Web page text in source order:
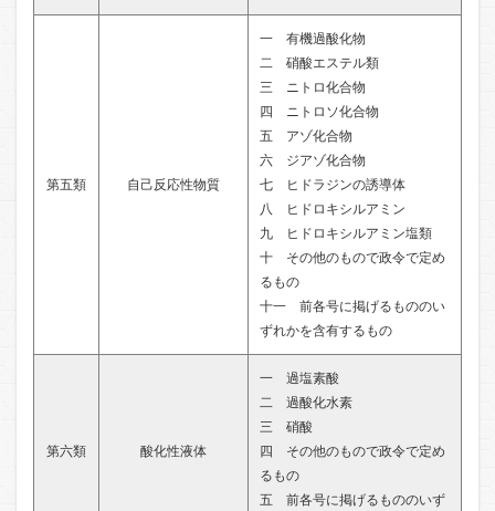
第五類 自己反応性物質
一 有機過酸化物
二 硝酸エステル類
三 ニトロ化合物
四 ニトロソ化合物
五 アゾ化合物
六 ジアゾ化合物
七 ヒドラジンの誘導体
八 ヒドロキシルアミン
九 ヒドロキシルアミン塩類
十 その他のもので政令で定め
るもの
十一 前各号に掲げるもののい
ずれかを含有するもの
第六類 酸化性液体
一 過塩素酸
二 過酸化水素
三 硝酸
四 その他のもので政令で定め
るもの
五 前各号に掲げるもののいず